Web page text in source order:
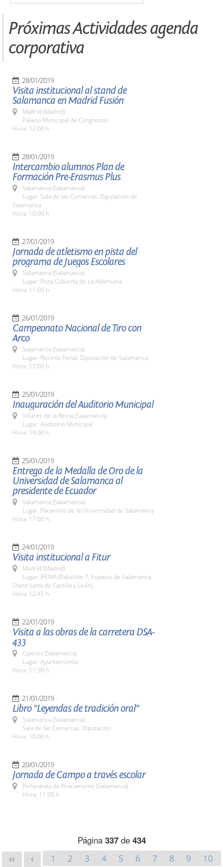
Próximas Actividades agenda
corporativa
28/01/2019
Visita institucional al stand de
Salamanca en Madrid Fusión
Madrid (Madrid)
Palacio Municipal de Congresos.
Hora: 12:00 h.
28/01/2019
Intercambio alumnos Plan de
Formación Pre-Erasmus Plus
Salamanca (Salamanca)
Lugar: Sala de las Comarcas. Diputación de
Salamanca
Hora: 10:00 h.
27/01/2019
Jornada de atletismo en pista del
programa de Juegos Escolares
Salamanca (Salamanca)
Lugar: Pista Cubierta de La Aldehuela
Hora: 11:00 h.
26/01/2019
Campeonato Nacional de Tiro con
Arco
Salamanca (Salamanca)
Lugar: Recinto Ferial. Diputación de Salamanca
Hora: 17:00 h.
25/01/2019
Inauguración del Auditorio Municipal
Villares de la Reina (Salamanca)
Lugar: Auditorio Municipal
Hora: 19:00 h.
25/01/2019
Entrega de la Medalla de Oro de la
Universidad de Salamanca al
presidente de Ecuador
Salamanca (Salamanca)
Lugar: Paraninfo de la Universidad de Salamanca
Hora: 17:00 h.
24/01/2019
Visita institucional a Fitur
Madrid (Madrid)
Lugar: IFEMA (Pabellón 7. Espacio de Salamanca,
Stand Junta de Castilla y León)
Hora: 12:45 h.
22/01/2019
Visita a las obras de la carretera DSA-
433
Cipérez (Salamanca)
Lugar: Ayuntamiento
Hora: 11:30 h.
21/01/2019
Libro "Leyendas de tradición oral"
Salamanca (Salamanca)
Sala de las Comarcas. Diputación
Hora: 10:00 h.
20/01/2019
Jornada de Campo a través escolar
Peñaranda de Bracamonte (Salamanca)
Hora: 11:00 h.
Página 337de 434
<< < 1 2 3 4 5 6 7 8 9
10